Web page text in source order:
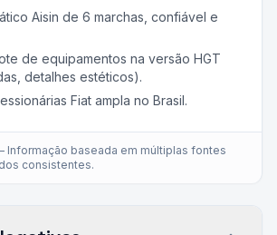
Aisin de 6 marchas, confiável e
de equipamentos na versão HGT
detalhes estéticos).
Fiat ampla no Brasil.
Informação baseada em múltiplas fontes
consistentes.